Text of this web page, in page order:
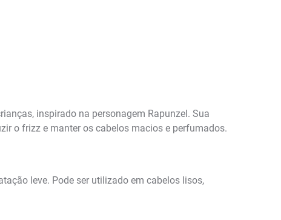
inspirado na personagem Rapunzel. Sua
o frizz e manter os cabelos macios e perfumados.
leve. Pode ser utilizado em cabelos lisos,